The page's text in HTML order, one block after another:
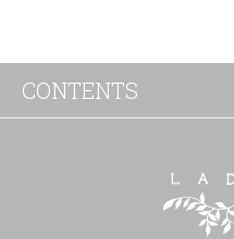
CONTENTS